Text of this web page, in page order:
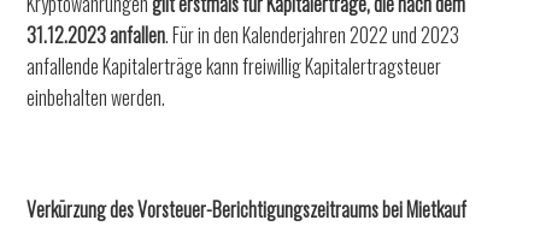
31.12.2023 anfallen. Für in den Kalenderjahren 2022 und 2023
anfallende Kapitalerträge kann freiwillig Kapitalertragsteuer
einbehalten werden.
Verkürzung des Vorsteuer-Berichtigungszeitraums bei Mietkauf